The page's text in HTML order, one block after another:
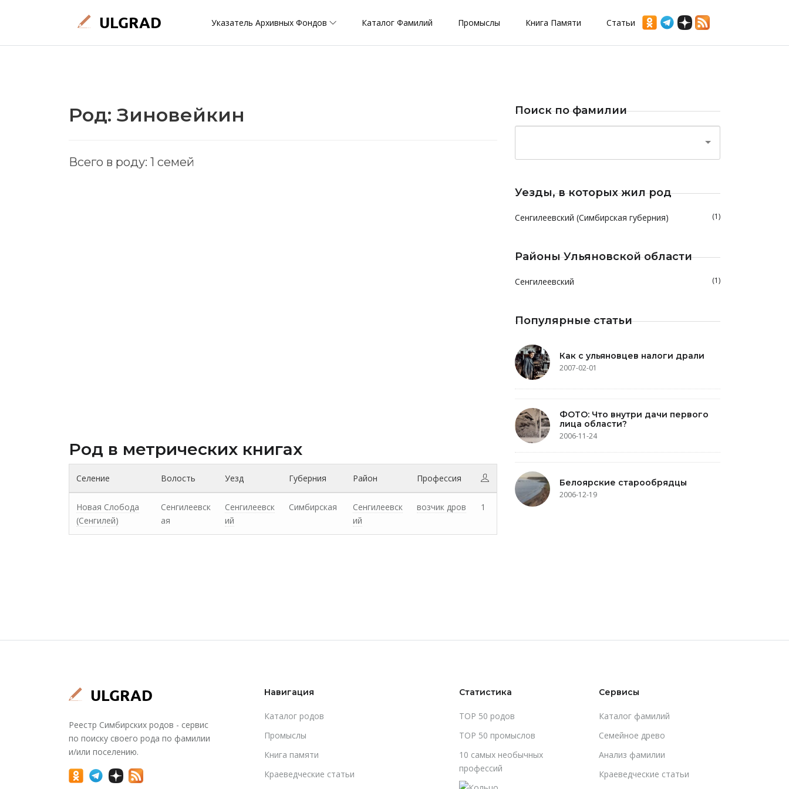
Указатель Архивных Фондов Каталог Фамилий Промыслы Книга Памяти Статьи
Род: Зиновейкин
Всего в роду: 1 семей
Род в метрических книгах
Селение Волость Уезд Губерния Район Профессия
Новая Слобода
(Сенгилей)
Сенгилеевск
ая
Сенгилеевск
ий
Симбирская
Сенгилеевск
ий
возчик дров 1
Поиск по фамилии
Уезды, в которых жил род
Сенгилеевский (Симбирская губерния) (1)
Районы Ульяновской области
Сенгилеевский (1)
Популярные статьи
Как с ульяновцев налоги драли
2007-02-01
ФОТО: Что внутри дачи первого
лица области?
2006-11-24
Белоярские старообрядцы
2006-12-19
Реестр Симбирских родов - сервис
по поиску своего рода по фамилии
и/или поселению.
Навигация
Каталог родов
Промыслы
Книга памяти
Краеведческие статьи
Статистика
TOP 50 родов
TOP 50 промыслов
10 самых необычных
профессий
Сервисы
Каталог фамилий
Cемейное древо
Анализ фамилии
Краеведческие статьи